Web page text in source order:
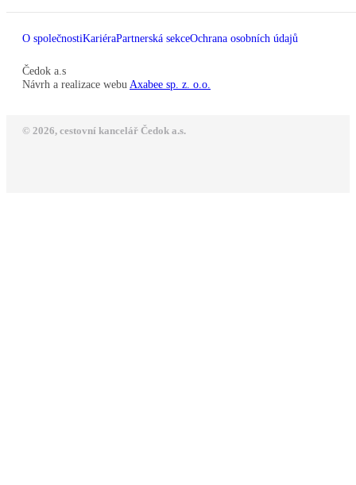
O společnostiKariéraPartnerská sekceOchrana osobních údajů
Čedok a.s
Návrh a realizace webu Axabee sp. z. o.o.
© 2026, cestovní kancelář Čedok a.s.